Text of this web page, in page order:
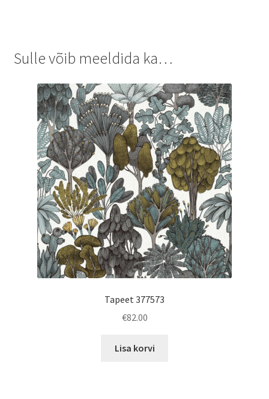
Sulle võib meeldida ka…
Tapeet 377573
€82.00
Lisa korvi